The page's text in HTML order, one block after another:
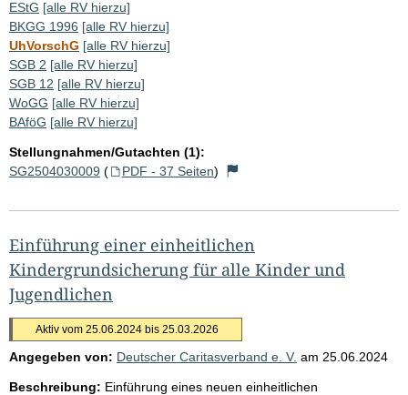
EStG [alle RV hierzu]
BKGG 1996 [alle RV hierzu]
UhVorschG [alle RV hierzu]
SGB 2 [alle RV hierzu]
SGB 12 [alle RV hierzu]
WoGG [alle RV hierzu]
BAföG [alle RV hierzu]
Stellungnahmen/Gutachten (1):
SG2504030009 ( PDF - 37 Seiten)
Einführung einer einheitlichen
Kindergrundsicherung für alle Kinder und
Jugendlichen
Aktiv vom 25.06.2024 bis 25.03.2026
Angegeben von: Deutscher Caritasverband e. V. am 25.06.2024
Beschreibung: Einführung eines neuen einheitlichen